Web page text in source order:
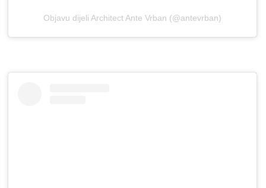
Objavu dijeli Architect Ante Vrban (@antevrban)